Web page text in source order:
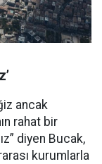
ancak
rahat bir
diyen Bucak,
kurumlarla